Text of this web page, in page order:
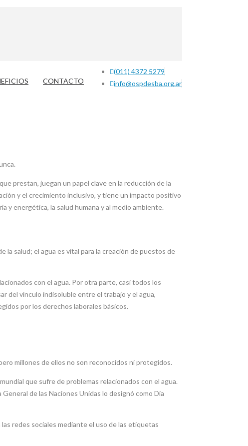
(011) 4372 5279
info@ospdesba.org.ar
CONTACTO
prestan, juegan un papel clave en la reducción de la
y el crecimiento inclusivo, y tiene un impacto positivo
y energética, la salud humana y al medio ambiente.
la salud; el agua es vital para la creación de puestos de
con el agua. Por otra parte, casi todos los
del vínculo indisoluble entre el trabajo y el agua,
por los derechos laborales básicos.
millones de ellos no son reconocidos ni protegidos.
que sufre de problemas relacionados con el agua.
de las Naciones Unidas lo designó como Día
redes sociales mediante el uso de las etiquetas